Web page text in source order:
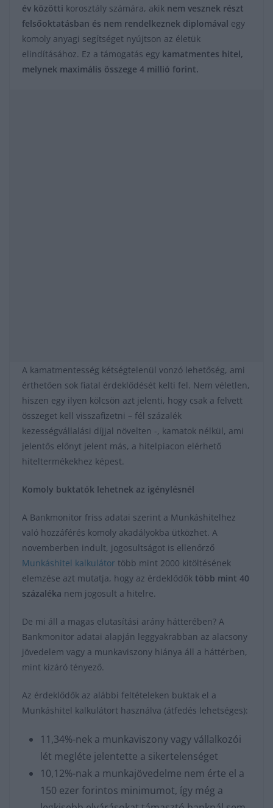
év közötti korosztály számára, akik nem vesznek részt
felsőoktatásban és nem rendelkeznek diplomával egy
komoly anyagi segítséget nyújtson az életük
elindításához. Ez a támogatás egy kamatmentes hitel,
melynek maximális összege 4 millió forint.
A kamatmentesség kétségtelenül vonzó lehetőség, ami
érthetően sok fiatal érdeklődését kelti fel. Nem véletlen,
hiszen egy ilyen kölcsön azt jelenti, hogy csak a felvett
összeget kell visszafizetni – fél százalék
kezességvállalási díjjal növelten -, kamatok nélkül, ami
jelentős előnyt jelent más, a hitelpiacon elérhető
hiteltermékekhez képest.
Komoly buktatók lehetnek az igénylésnél
A Bankmonitor friss adatai szerint a Munkáshitelhez
való hozzáférés komoly akadályokba ütközhet. A
novemberben indult, jogosultságot is ellenőrző
Munkáshitel kalkulátor több mint 2000 kitöltésének
elemzése azt mutatja, hogy az érdeklődők több mint 40
százaléka nem jogosult a hitelre.
De mi áll a magas elutasítási arány hátterében? A
Bankmonitor adatai alapján leggyakrabban az alacsony
jövedelem vagy a munkaviszony hiánya áll a háttérben,
mint kizáró tényező.
Az érdeklődők az alábbi feltételeken buktak el a
Munkáshitel kalkulátort használva (átfedés lehetséges):
11,34%-nek a munkaviszony vagy vállalkozói
lét megléte jelentette a sikertelenséget
10,12%-nak a munkajövedelme nem érte el a
150 ezer forintos minimumot, így még a